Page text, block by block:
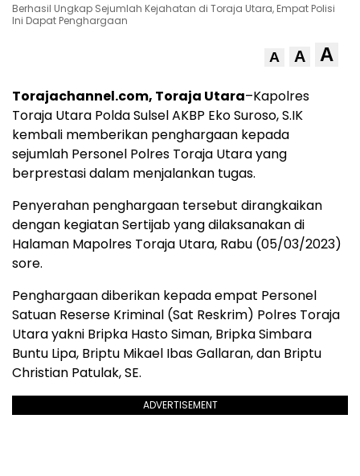
Berhasil Ungkap Sejumlah Kejahatan di Toraja Utara, Empat Polisi
Ini Dapat Penghargaan
A A A
Torajachannel.com, Toraja Utara–Kapolres
Toraja Utara Polda Sulsel AKBP Eko Suroso, S.IK
kembali memberikan penghargaan kepada
sejumlah Personel Polres Toraja Utara yang
berprestasi dalam menjalankan tugas.
Penyerahan penghargaan tersebut dirangkaikan
dengan kegiatan Sertijab yang dilaksanakan di
Halaman Mapolres Toraja Utara, Rabu (05/03/2023)
sore.
Penghargaan diberikan kepada empat Personel
Satuan Reserse Kriminal (Sat Reskrim) Polres Toraja
Utara yakni Bripka Hasto Siman, Bripka Simbara
Buntu Lipa, Briptu Mikael Ibas Gallaran, dan Briptu
Christian Patulak, SE.
ADVERTISEMENT